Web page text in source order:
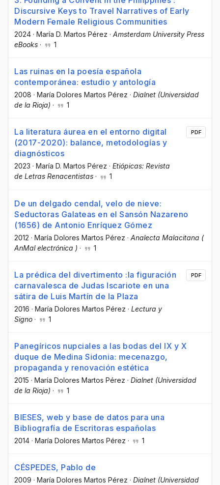
Discursive Keys to Travel Narratives of Early
Modern Female Religious Communities
2024 · María D. Martos Pérez · Amsterdam University Press
eBooks · 1
Las ruinas en la poesía española
contemporánea: estudio y antología
2008 · María Dolores Martos Pérez · Dialnet (Universidad
de la Rioja) · 1
La literatura áurea en el entorno digital
(2017-2020): balance, metodologías y
diagnósticos
2023 · María D. Martos Pérez · Etiópicas: Revista
de Letras Renacentistas · 1
PDF
De un delgado cendal, velo de nieve:
Seductoras Galateas en el Sansón Nazareno
(1656) de Antonio Enríquez Gómez
2012 · María Dolores Martos Pérez · Analecta Malacitana (
AnMal electrónica ) · 1
La prédica del divertimento :la figuración
carnavalesca de Judas Iscariote en una
sátira de Luis Martín de la Plaza
2016 · María Dolores Martos Pérez · Lectura y
Signo · 1
PDF
Panegíricos nupciales a las bodas del IX y X
duque de Medina Sidonia: mecenazgo,
propaganda y renovación estética
2015 · María Dolores Martos Pérez · Dialnet (Universidad
de la Rioja) · 1
BIESES, web y base de datos para una
Bibliografía de Escritoras españolas
2014 · María Dolores Martos Pérez · 1
CÉSPEDES, Pablo de
2009 · María Dolores Martos Pérez · Dialnet (Universidad